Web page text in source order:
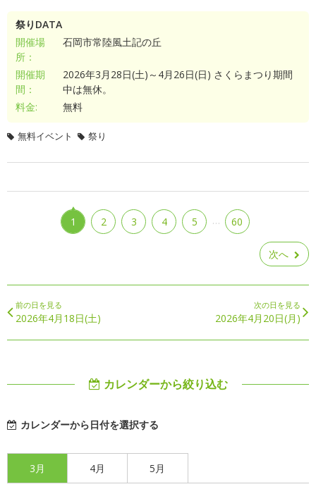
祭りDATA
開催場
所：
石岡市常陸風土記の丘
開催期
間：
2026年3月28日(土)～4月26日(日) さくらまつり期間
中は無休。
料金:
無料
無料イベント 祭り
1 2 3 4 5 … 60
次へ
前の日を見る
2026年4月18日(土)
次の日を見る
2026年4月20日(月)
カレンダーから絞り込む
カレンダーから日付を選択する
3月 4月 5月